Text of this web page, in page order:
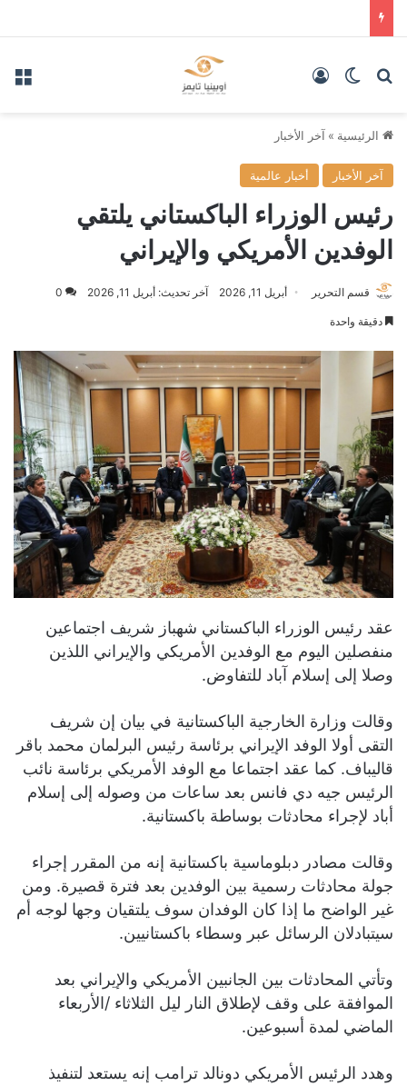
بحث عنالوضع المظلم
الرئيسية » آخر الأخبار
آخر الأخبار أخبار عالمية
رئيس الوزراء الباكستاني يلتقي
الوفدين الأمريكي والإيراني
قسم التحرير أبريل 11, 2026 آخر تحديث: أبريل 11, 2026 0
دقيقة واحدة
عقد رئيس الوزراء الباكستاني شهباز شريف اجتماعين
منفصلين اليوم مع الوفدين الأمريكي والإيراني اللذين
وصلا إلى إسلام آباد للتفاوض.
وقالت وزارة الخارجية الباكستانية في بيان إن شريف
التقى أولا الوفد الإيراني برئاسة رئيس البرلمان محمد باقر
قاليباف. كما عقد اجتماعا مع الوفد الأمريكي برئاسة نائب
الرئيس جيه دي فانس بعد ساعات من وصوله إلى إسلام
أباد لإجراء محادثات بوساطة باكستانية.
وقالت مصادر دبلوماسية باكستانية إنه من المقرر إجراء
جولة محادثات رسمية بين الوفدين بعد فترة قصيرة. ومن
غير الواضح ما إذا كان الوفدان سوف يلتقيان وجها لوجه أم
سيتبادلان الرسائل عبر وسطاء باكستانيين.
وتأتي المحادثات بين الجانبين الأمريكي والإيراني بعد
الموافقة على وقف لإطلاق النار ليل الثلاثاء /الأربعاء
الماضي لمدة أسبوعين.
وهدد الرئيس الأمريكي دونالد ترامب إنه يستعد لتنفيذ